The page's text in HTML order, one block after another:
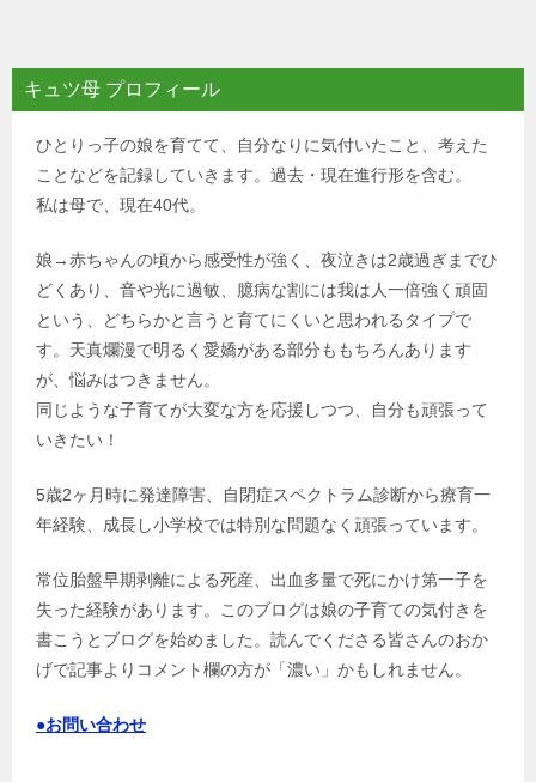
キュツ母 プロフィール
ひとりっ子の娘を育てて、自分なりに気付いたこと、考えた
ことなどを記録していきます。過去・現在進行形を含む。
私は母で、現在40代。
娘→赤ちゃんの頃から感受性が強く、夜泣きは2歳過ぎまでひ
どくあり、音や光に過敏、臆病な割には我は人一倍強く頑固
という、どちらかと言うと育てにくいと思われるタイプで
す。天真爛漫で明るく愛嬌がある部分ももちろんあります
が、悩みはつきません。
同じような子育てが大変な方を応援しつつ、自分も頑張って
いきたい！
5歳2ヶ月時に発達障害、自閉症スペクトラム診断から療育一
年経験、成長し小学校では特別な問題なく頑張っています。
常位胎盤早期剥離による死産、出血多量で死にかけ第一子を
失った経験があります。このブログは娘の子育ての気付きを
書こうとブログを始めました。読んでくださる皆さんのおか
げで記事よりコメント欄の方が「濃い」かもしれません。
●お問い合わせ